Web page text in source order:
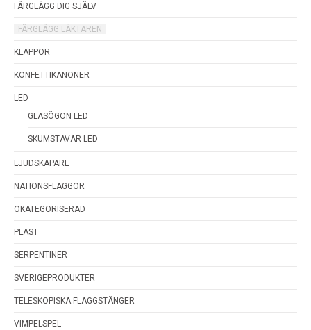
FÄRGLÄGG DIG SJÄLV
FÄRGLÄGG LÄKTAREN
KLAPPOR
KONFETTIKANONER
LED
GLASÖGON LED
SKUMSTAVAR LED
LJUDSKAPARE
NATIONSFLAGGOR
OKATEGORISERAD
PLAST
SERPENTINER
SVERIGEPRODUKTER
TELESKOPISKA FLAGGSTÄNGER
VIMPELSPEL